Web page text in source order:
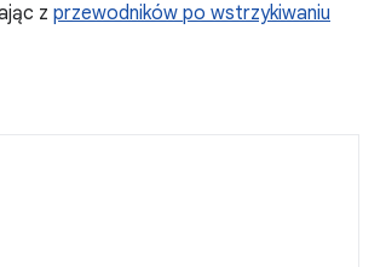
z przewodników po wstrzykiwaniu